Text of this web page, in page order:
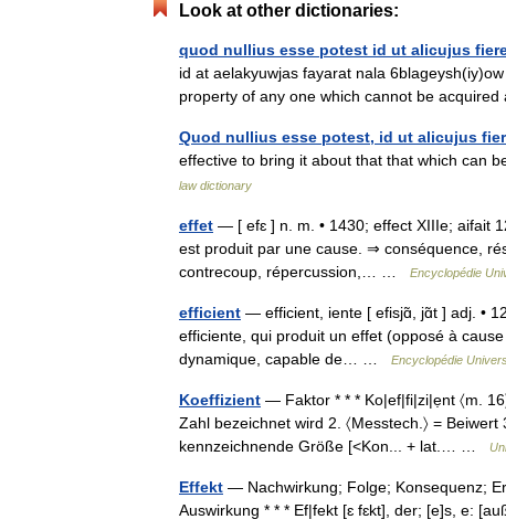
Look at other dictionaries:
quod nullius esse potest id ut alicujus
id at aelakyuwjas fayarat nala
property of any one which cannot be
Quod nullius esse potest, id ut alicujus
effective to bring it about that that which can
law dictionary
effet — [ efɛ ] n. m. • 1430; effect XIIIe; aifait
est produit par une cause. ⇒ conséquence,
contrecoup, répercussion,… …
Encyclopédie
efficient — efficient, iente [ efisjɑ̃, jɑ̃t ] adj. •
efficiente, qui produit un effet (opposé à
dynamique, capable de… …
Encyclopédie
Koeffizient — Faktor * * * Ko|ef|fi|zi|ẹnt 〈m.
Zahl bezeichnet wird 2. 〈Messtech.〉 =
kennzeichnende Größe [<Kon... + lat.… …
Effekt — Nachwirkung; Folge; Konsequenz;
Auswirkung * * * Ef|fekt [ɛ fɛkt], der; [e]s, e: